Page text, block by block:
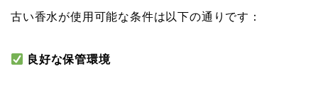
古い香水が使用可能な条件は以下の通りです：
良好な保管環境